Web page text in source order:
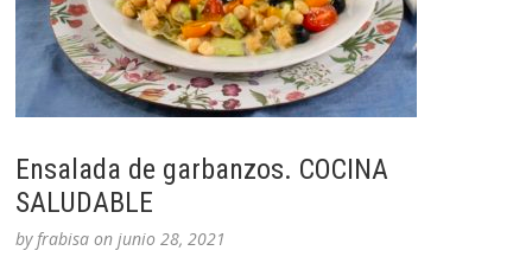
Ensalada de garbanzos. COCINA
SALUDABLE
byfrabisa onjunio 28, 2021